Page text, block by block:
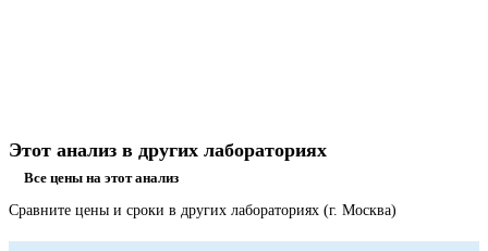
Этот анализ в других лабораториях
Все цены на этот анализ
Сравните цены и сроки в других лабораториях (г. Москва)